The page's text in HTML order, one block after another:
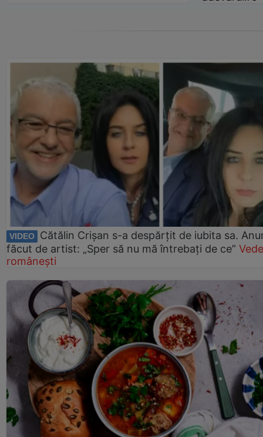
VIDEO
Cătălin Crișan s-a despărțit de iubita sa.
făcut de artist: „Sper să nu mă întrebați de ce”
românești